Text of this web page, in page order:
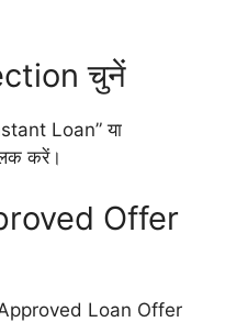
चुनें
Loan” या
करें।
Offer
Loan Offer